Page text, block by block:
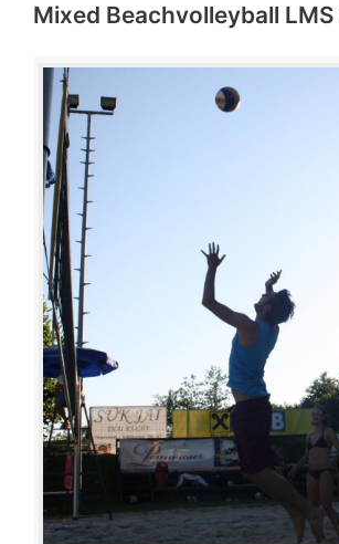
Mixed Beachvolleyball